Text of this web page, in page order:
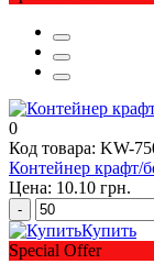
0
Код товара: KW-
Контейнер крафт/
Цена: 10.10 грн.
-
Купить
Special Offer